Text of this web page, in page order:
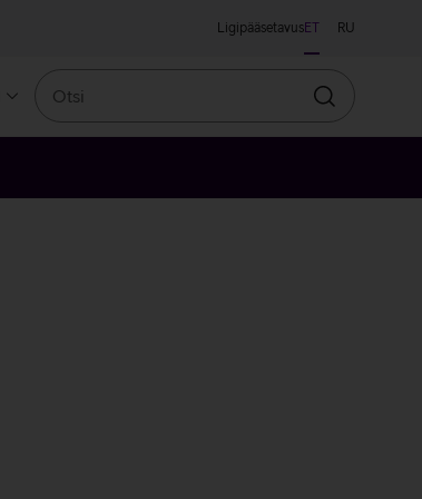
LigipääsetavusET RU
Otsin